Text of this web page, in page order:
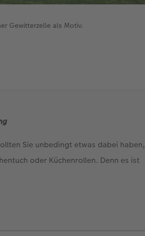
Gewitterzelle als Motiv.
Sie unbedingt etwas dabei haben,
oder Küchenrollen. Denn es ist
Kameras - mit einer Duschhaube.